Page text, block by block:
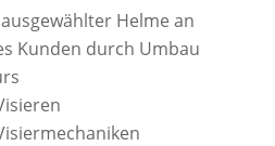
Helme an
Kunden durch Umbau